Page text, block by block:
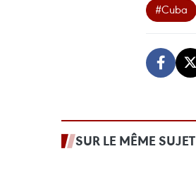
#Cuba
SUR LE MÊME SUJET